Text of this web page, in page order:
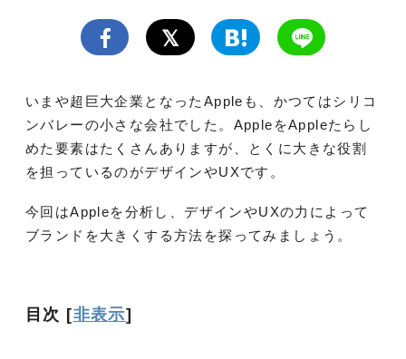
いまや超巨大企業となったAppleも、かつてはシリコ
ンバレーの小さな会社でした。AppleをAppleたらし
めた要素はたくさんありますが、とくに大きな役割
を担っているのがデザインやUXです。
今回はAppleを分析し、デザインやUXの力によって
ブランドを大きくする方法を探ってみましょう。
目次 [非表示]